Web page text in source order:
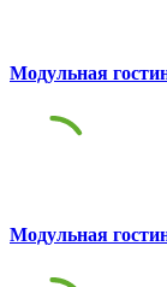
Модульная
Модульная